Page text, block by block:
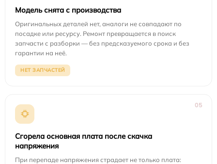
Модель снята с производства
Оригинальных деталей нет, аналоги не совпадают по
посадке или ресурсу. Ремонт превращается в поиск
запчасти с разборки — без предсказуемого срока и без
гарантии на неё.
НЕТ ЗАПЧАСТЕЙ
05
Сгорела основная плата после скачка
напряжения
При перепаде напряжения страдает не только плата: